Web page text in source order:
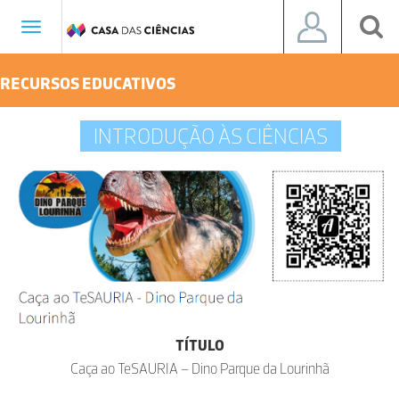
Toggle
RECURSOS EDUCATIVOS
INTRODUÇÃO ÀS CIÊNCIAS
TÍTULO
Caça ao TeSAURIA – Dino Parque da Lourinhã